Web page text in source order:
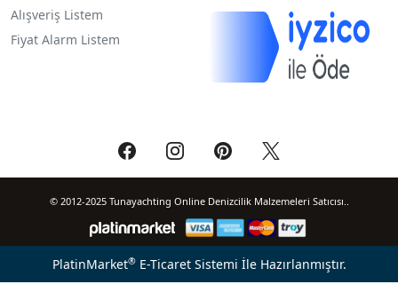
Alışveriş Listem
Fiyat Alarm Listem
© 2012-2025 Tunayachting Online Denizcilik Malzemeleri Satıcısı..
PlatinMarket®E-Ticaret Sistemi İle Hazırlanmıştır.